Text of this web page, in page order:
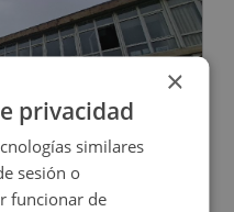
51
×
privacidad
similares
sesión o
funcionar de